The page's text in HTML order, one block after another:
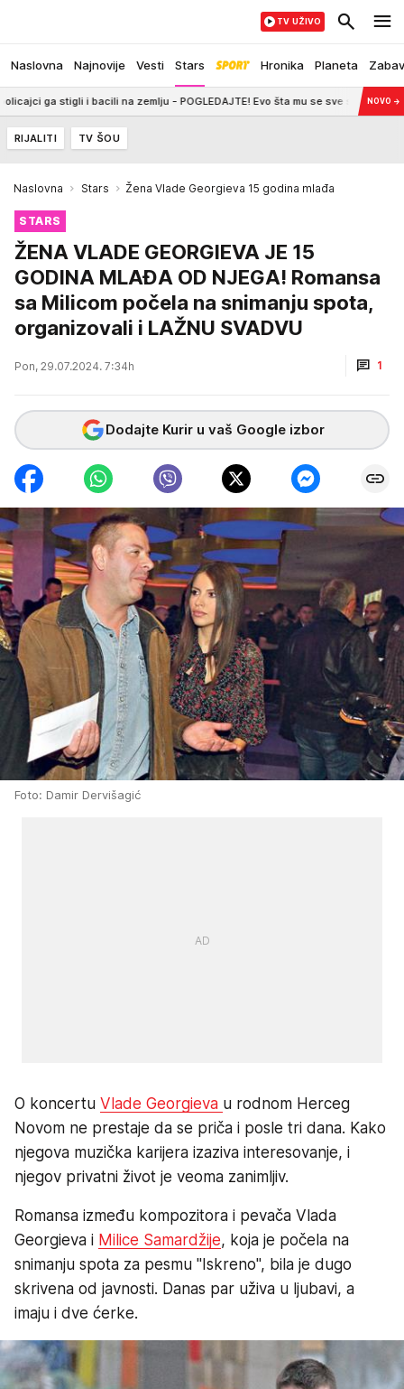
Naslovna Najnovije Vesti Stars Hronika Planeta
TV UŽIVO
i bacili na zemlju - POGLEDAJTE! Evo šta mu se sve stavlja na teret 19:17
NOVO →
RIJALITI TV ŠOU
Naslovna Stars Žena Vlade Georgieva 15 godina mlađa
STARS
ŽENA VLADE GEORGIEVA JE 15
GODINA MLAĐA OD NJEGA! Romansa
sa Milicom počela na snimanju spota,
organizovali i LAŽNU SVADVU
Pon, 29.07.2024. 7:34h 1
Dodajte Kurir u vaš Google izbor
Foto: Damir Dervišagić
O koncertu Vlade Georgieva u rodnom Herceg
Novom ne prestaje da se priča i posle tri dana. Kako
njegova muzička karijera izaziva interesovanje, i
njegov privatni život je veoma zanimljiv.
Romansa između kompozitora i pevača Vlada
Georgieva i Milice Samardžije, koja je počela na
snimanju spota za pesmu "Iskreno", bila je dugo
skrivena od javnosti. Danas par uživa u ljubavi, a
imaju i dve ćerke.